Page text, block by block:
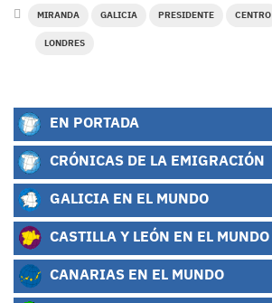
MIRANDA GALICIA PRESIDENTE CENTRO
LONDRES
EN PORTADA
CRÓNICAS DE LA EMIGRACIÓN
GALICIA EN EL MUNDO
CASTILLA Y LEÓN EN EL MUNDO
CANARIAS EN EL MUNDO